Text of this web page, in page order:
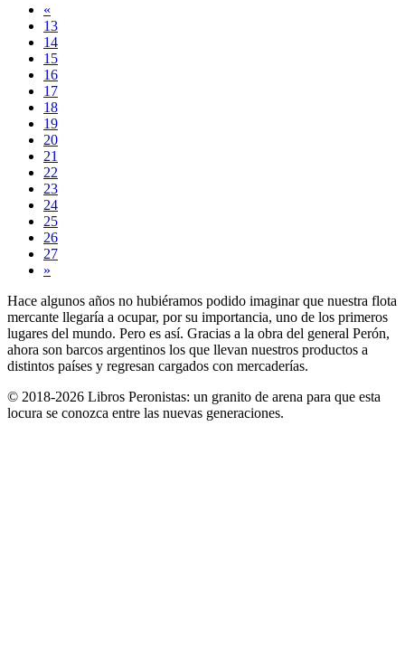
«
13
14
15
16
17
18
19
20
21
22
23
24
25
26
27
»
Hace algunos años no hubiéramos podido imaginar que nuestra flota
mercante llegaría a ocupar, por su importancia, uno de los primeros
lugares del mundo. Pero es así. Gracias a la obra del general Perón,
ahora son barcos argentinos los que llevan nuestros productos a
distintos países y regresan cargados con mercaderías.
© 2018-2026 Libros Peronistas: un granito de arena para que esta
locura se conozca entre las nuevas generaciones.